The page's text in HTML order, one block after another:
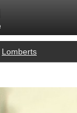
Lomberts